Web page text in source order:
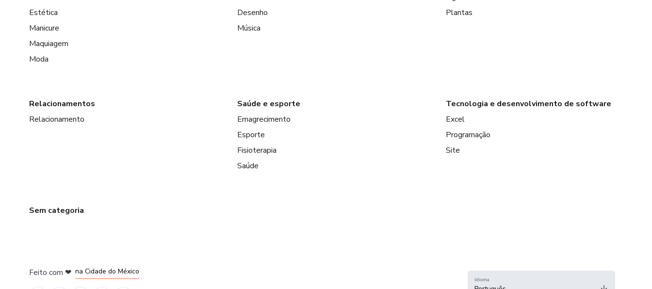
Estética
Manicure
Maquiagem
Moda
Desenho
Música
Plantas
Relacionamentos
Relacionamento
Saúde e esporte
Emagrecimento
Esporte
Fisioterapia
Saúde
Tecnologia e desenvolvimento de software
Excel
Programação
Site
Sem categoria
Feito com ❤ na Cidade do México
Idioma